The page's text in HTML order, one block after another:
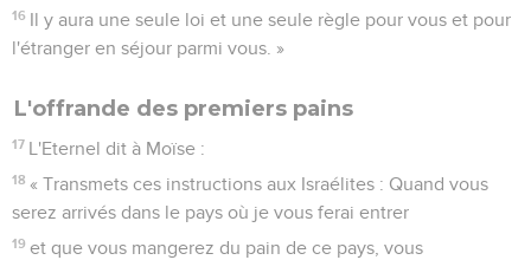
16 Il y aura une seule loi et une seule règle pour vous et pour
l'étranger en séjour parmi vous. »
L'offrande des premiers pains
17 L'Eternel dit à Moïse :
18 « Transmets ces instructions aux Israélites : Quand vous
serez arrivés dans le pays où je vous ferai entrer
19 et que vous mangerez du pain de ce pays, vous